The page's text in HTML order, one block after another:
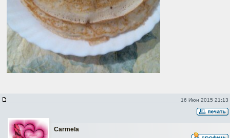
16 Июн 2015 21:13
Carmela